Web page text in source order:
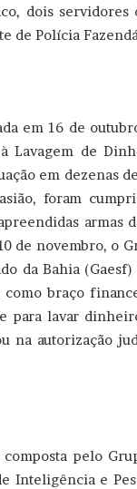
dois servidores
de Polícia
em 16 de
Lavagem de
em dezenas
foram
armas
novembro, o
da Bahia
como braço
para lavar
na autorização
pelo
Inteligência e